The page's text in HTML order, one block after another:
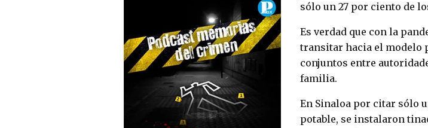
sólo un 27 por ciento de
Es verdad que con la
transitar hacia el modelo
conjuntos entre
familia.
En Sinaloa por citar sólo
potable, se instalaron